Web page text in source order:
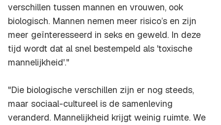
verschillen tussen mannen en vrouwen, ook
biologisch. Mannen nemen meer risico’s en zijn
meer geïnteresseerd in seks en geweld. In deze
tijd wordt dat al snel bestempeld als 'toxische
mannelijkheid'."
"Die biologische verschillen zijn er nog steeds,
maar sociaal-cultureel is de samenleving
veranderd. Mannelijkheid krijgt weinig ruimte. We